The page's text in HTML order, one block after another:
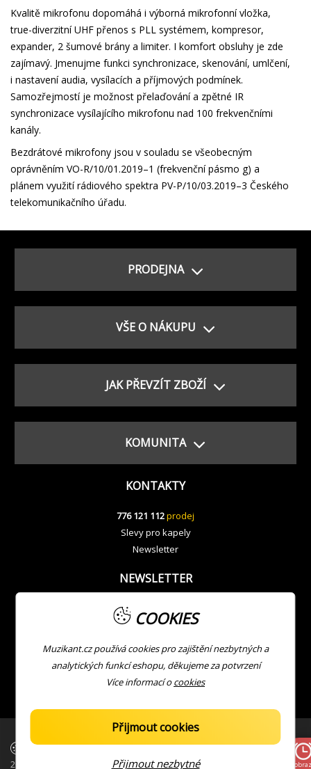
Kvalitě mikrofonu dopomáhá i výborná mikrofonní vložka,
true-diverzitní UHF přenos s PLL systémem, kompresor,
expander, 2 šumové brány a limiter. I komfort obsluhy je zde
zajímavý. Jmenujme funkci synchronizace, skenování, umlčení,
i nastavení audia, vysílacích a příjmových podmínek.
Samozřejmostí je možnost přelaďování a zpětné IR
synchronizace vysílajícího mikrofonu nad 100 frekvenčními
kanály.
Bezdrátové mikrofony jsou v souladu se všeobecným
oprávněním VO-R/10/01.2019–1 (frekvenční pásmo g) a
plánem využití rádiového spektra PV-P/10/03.2019–3 Českého
telekomunikač­ního úřadu.
PRODEJNA
VŠE O NÁKUPU
JAK PŘEVZÍT ZBOŽÍ
KOMUNITA
KONTAKTY
776 121 112prodej
Slevy pro kapely
Newsletter
NEWSLETTER
| Copyright © Muzikant
2026
Developed with ❤ by JV
COOKIES
Muzikant.cz používá cookies pro zajištění nezbytných a
analytických funkcí eshopu, děkujeme za potvrzení
Více informací ocookies
Přijmout cookies
Přijmout nezbytné